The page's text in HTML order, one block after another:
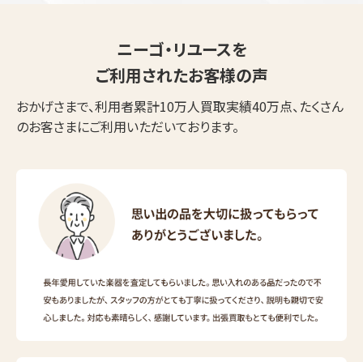
ウェブから1分
かんたん査定見積
フリーダイヤル
0120-1212-25
ニーゴ・リユースを
ご利用されたお客様の声
おかげさまで、利用者累計10万人買取実績40万点、たくさん
のお客さまにご利用いただいております。